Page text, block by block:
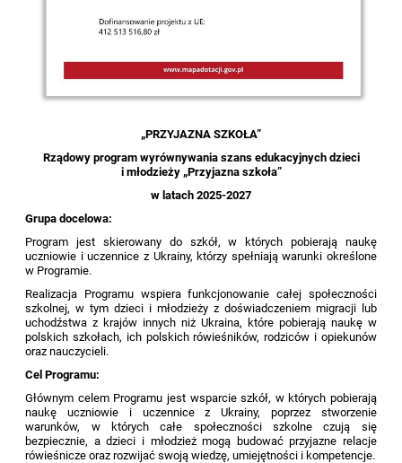
„PRZYJAZNA SZKOŁA”
Rządowy program wyrównywania szans edukacyjnych dzieci
i młodzieży „Przyjazna szkoła”
w latach 2025-2027
Grupa docelowa:
Program jest skierowany do szkół, w których pobierają naukę
uczniowie i uczennice z Ukrainy, którzy spełniają warunki określone
w Programie.
Realizacja Programu wspiera funkcjonowanie całej społeczności
szkolnej, w tym dzieci i młodzieży z doświadczeniem migracji lub
uchodźstwa z krajów innych niż Ukraina, które pobierają naukę w
polskich szkołach, ich polskich rówieśników, rodziców i opiekunów
oraz nauczycieli.
Cel Programu:
Głównym celem Programu jest wsparcie szkół, w których pobierają
naukę uczniowie i uczennice z Ukrainy, poprzez stworzenie
warunków, w których całe społeczności szkolne czują się
bezpiecznie, a dzieci i młodzież mogą budować przyjazne relacje
rówieśnicze oraz rozwijać swoją wiedzę, umiejętności i kompetencje.